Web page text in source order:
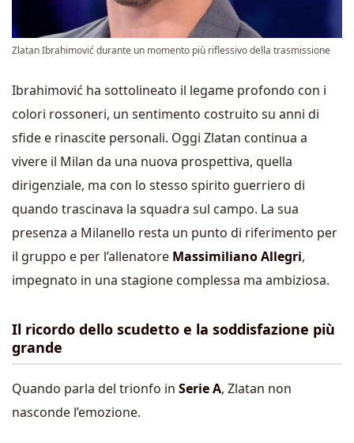
Zlatan Ibrahimović durante un momento più riflessivo della trasmissione
Ibrahimović ha sottolineato il legame profondo con i
colori rossoneri, un sentimento costruito su anni di
sfide e rinascite personali. Oggi Zlatan continua a
vivere il Milan da una nuova prospettiva, quella
dirigenziale, ma con lo stesso spirito guerriero di
quando trascinava la squadra sul campo. La sua
presenza a Milanello resta un punto di riferimento per
il gruppo e per l’allenatore Massimiliano Allegri,
impegnato in una stagione complessa ma ambiziosa.
Il ricordo dello scudetto e la soddisfazione più
grande
Quando parla del trionfo in Serie A, Zlatan non
nasconde l’emozione.